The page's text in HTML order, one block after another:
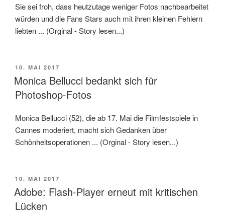
Sie sei froh, dass heutzutage weniger Fotos nachbearbeitet
würden und die Fans Stars auch mit ihren kleinen Fehlern
liebten ... (Orginal - Story lesen...)
VERÖFFENTLICHT
AM
10. MAI 2017
Monica Bellucci bedankt sich für
Photoshop-Fotos
Monica Bellucci (52), die ab 17. Mai die Filmfestspiele in
Cannes moderiert, macht sich Gedanken über
Schönheitsoperationen ... (Orginal - Story lesen...)
VERÖFFENTLICHT
AM
10. MAI 2017
Adobe: Flash-Player erneut mit kritischen
Lücken